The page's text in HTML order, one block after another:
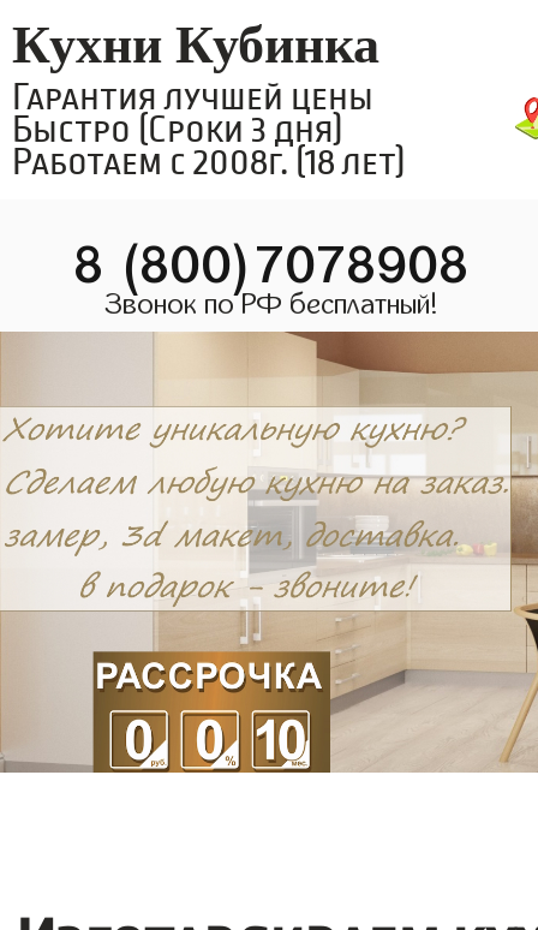
Кухни Кубинка
Гарантия лучшей цены
Быстро (Сроки 3 дня)
Работаем с 2008г. (18 лет)
8 (800)7078908
Звонок по РФ бесплатный!